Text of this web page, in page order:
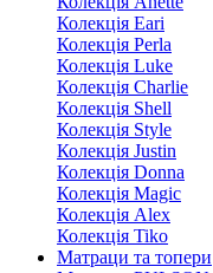
Колекція Eari
Колекція Perla
Колекція Luke
Колекція Charlie
Колекція Shell
Колекція Style
Колекція Justin
Колекція Donna
Колекція Magic
Колекція Alex
Колекція Tiko
Матраци та топери